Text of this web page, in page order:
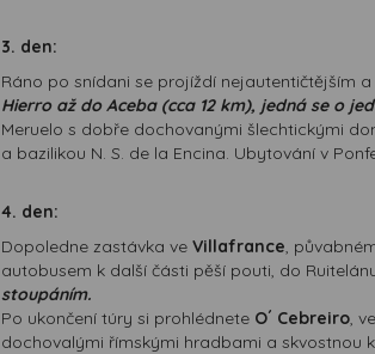
3. den:
Ráno po snídani se projíždí nejautentičtějším
Hierro až do Aceba (cca 12 km), jedná se o
Meruelo s dobře dochovanými šlechtickými
a bazilikou N. S. de la Encina. Ubytování v
4. den:
Dopoledne zastávka ve Villafrance,
autobusem k další části pěší pouti, do
stoupáním.
Po ukončení túry si prohlédnete O´ Cebreiro,
dochovalými římskými hradbami a skvostnou